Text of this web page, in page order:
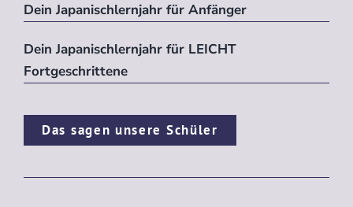
Dein Japanischlernjahr für Anfänger
Dein Japanischlernjahr für LEICHT
Fortgeschrittene
Das sagen unsere Schüler